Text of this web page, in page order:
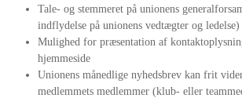
Tale- og stemmeret på unionens
indflydelse på unionens vedtægter og ledelse)
Mulighed for præsentation af
hjemmeside
Unionens månedlige nyhedsbrev kan frit
medlemmets medlemmer (klub- eller